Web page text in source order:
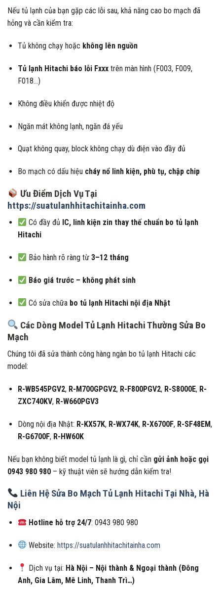
Nếu tủ lạnh của bạn gặp các lỗi sau, khả năng cao bo mạch đã
hỏng và cần kiểm tra:
Tủ không chạy hoặc không lên nguồn
Tủ lạnh Hitachi báo lỗi Fxxxtrên màn hình (F003, F009,
F018…)
Không điều khiển được nhiệt độ
Ngăn mát không lạnh, ngăn đá yếu
Quạt không quay, block không chạy dù điện vào đầy đủ
Bo mạch có dấu hiệu cháy nổ linh kiện, phù tụ, chập chip
Ưu Điểm Dịch Vụ Tại
https://suatulanhhitachitainha.com
Có đầy đủ IC, linh kiện zin thay thế chuẩn bo tủ lạnh
Hitachi
Bảo hành rõ ràng từ3–12 tháng
Báo giá trước – không phát sinh
Có sửa chữa bo tủ lạnh Hitachi nội địa Nhật
Các Dòng Model Tủ Lạnh Hitachi Thường Sửa Bo
Mạch
Chúng tôi đã sửa thành công hàng ngàn bo tủ lạnh Hitachi các
model:
R-WB545PGV2, R-M700GPGV2, R-F800PGV2, R-S8000E, R-
ZXC740KV, R-W660PGV3
Dòng nội địa Nhật: R-KX57K, R-WX74K, R-X6700F, R-SF48EM,
R-G6700F, R-HW60K
Nếu bạn không biết model tủ lạnh là gì, chỉ cần gửi ảnh hoặc gọi
0943 980 980 – kỹ thuật viên sẽ hướng dẫn kiểm tra!
Liên Hệ Sửa Bo Mạch Tủ Lạnh Hitachi Tại Nhà, Hà
Nội
Hotline hỗ trợ 24/7: 0943 980 980
Website:https://suatulanhhitachitainha.com
Dịch vụ tại: Hà Nội – Nội thành & Ngoại thành (Đông
Anh, Gia Lâm, Mê Linh, Thanh Trì…)